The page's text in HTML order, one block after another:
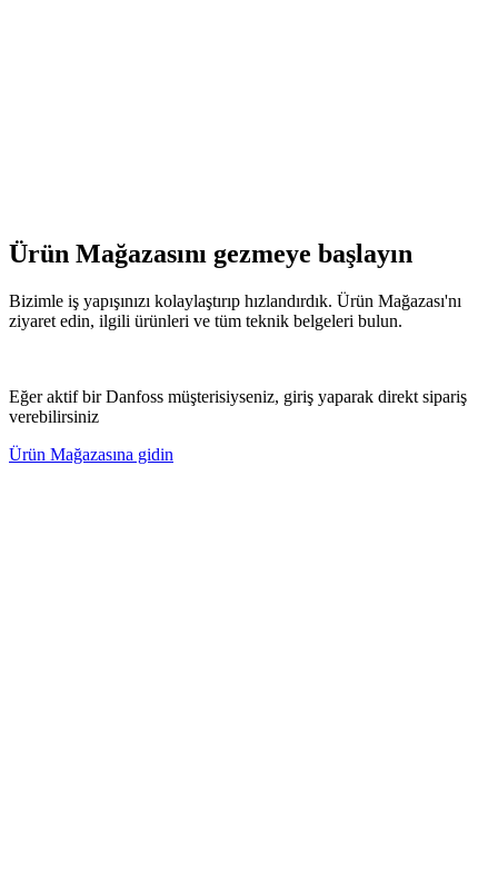
Ürün Mağazasını gezmeye başlayın
Bizimle iş yapışınızı kolaylaştırıp hızlandırdık. Ürün Mağazası'nı
ziyaret edin, ilgili ürünleri ve tüm teknik belgeleri bulun.
Eğer aktif bir Danfoss müşterisiyseniz, giriş yaparak direkt sipariş
verebilirsiniz
Ürün Mağazasına gidin